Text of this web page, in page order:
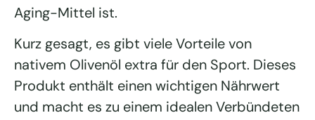
Aging-Mittel ist.
Kurz gesagt, es gibt viele Vorteile von
nativem Olivenöl extra für den Sport. Dieses
Produkt enthält einen wichtigen Nährwert
und macht es zu einem idealen Verbündeten